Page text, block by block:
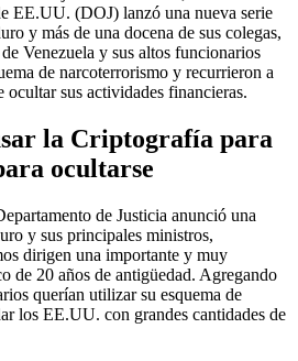
EE.UU. (DOJ) lanzó una nueva serie
y más de una docena de sus colegas,
Venezuela y sus altos funcionarios
de narcoterrorismo y recurrieron a
ocultar sus actividades financieras.
la Criptografía para
ocultarse
de Justicia anunció una
y sus principales ministros,
dirigen una importante y muy
de 20 años de antigüedad. Agregando
querían utilizar su esquema de
los EE.UU. con grandes cantidades de